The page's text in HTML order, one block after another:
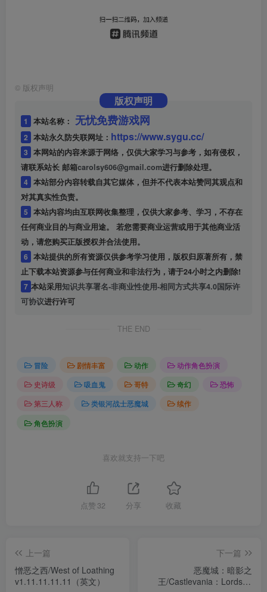
© 版权声明
版权声明
1 本站名称： 无忧免费游戏网
2 本站永久防失联网址： https://www.sygu.cc/
3 本网站的内容来源于网络，仅供大家学习与参考，如有侵权，
请联系站长 邮箱carolsy606@gmail.com进行删除处理。
4 本站部分内容转载自其它媒体，但并不代表本站赞同其观点和
对其真实性负责。
5
任何商业目的与商业用途。 若您需要商业运营或用于其他商业活
动，请您购买正版授权并合法使用。
6 本站提供的所有资源仅供参考学习使用，版权归原著所有，禁
止下载本站资源参与任何商业和非法行为，请于24小时之内删除!
7 本站采用知识共享署名-非商业性使用-相同方式共享4.0国际许
可协议进行许可
THE END
冒险 剧情丰富 动作
动作角色扮演
史诗级
吸血鬼 哥特 奇幻
恐怖
第三人称
类银河战士恶魔城
续作
角色扮演
喜欢就支持一下吧
点赞 32 分享 收藏
上一篇
憎恶之西/West of Loathing
v1.11.11.11.11（英文）
下一篇
恶魔城：暗影之
王/Castlevania：Lords of